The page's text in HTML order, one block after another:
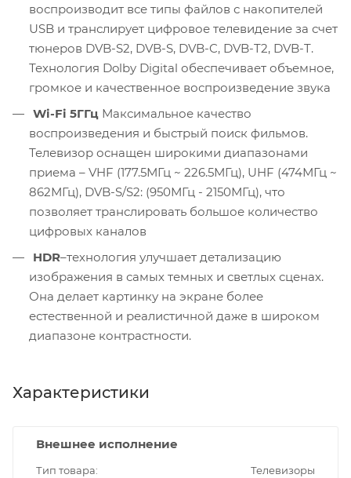
воспроизводит все типы файлов с накопителей
USB и транслирует цифровое телевидение за счет
тюнеров DVB-S2, DVB-S, DVB-C, DVB-T2, DVB-T.
Технология Dolby Digital обеспечивает объемное,
громкое и качественное воспроизведение звука
Wi-Fi 5ГГц Максимальное качество
воспроизведения и быстрый поиск фильмов.
Телевизор оснащен широкими диапазонами
приема – VHF (177.5МГц ~ 226.5МГц), UHF (474МГц ~
862МГц), DVB-S/S2: (950МГц - 2150МГц), что
позволяет транслировать большое количество
цифровых каналов
HDR–технология улучшает детализацию
изображения в самых темных и светлых сценах.
Она делает картинку на экране более
естественной и реалистичной даже в широком
диапазоне контрастности.
Характеристики
Внешнее исполнение
Тип товара Телевизоры